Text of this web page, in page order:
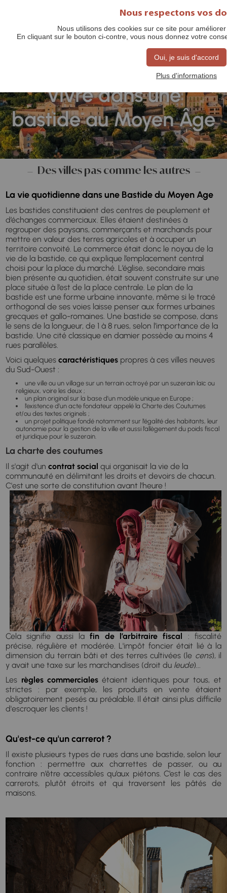
Vivre dans une
bastide au Moyen Âge
Des villes pas comme les autres
La vie quotidienne dans une Bastide du Moyen Age
Les bastides constituaient des centres de peuplement et
d’échanges commerciaux. Elles étaient destinées à
regrouper des paysans, commerçants et marchands pour
mettre en valeur des terres agricoles et à occuper un
territoire convoité. Le commerce était donc le noyau de la
vie de la bastide, ce qui explique l’emplacement central
choisi pour la place du marché. L’église, secondaire mais
bien présente au quotidien, était souvent construite sur une
place située à l’est de la place centrale. Le plan de la
bastide est une forme urbaine innovante, même si le tracé
orthogonal de ses voies laisse penser aux formes urbaines
grecques et gallo-romaines. Une bastide se compose, dans
le sens de la longueur, de 1 à 8 rues, selon l’importance de la
bastide. Une cité classique en damier possède au moins 4
rues parallèles.
Voici quelquescaractéristiques propres à ces villes neuves
du Sud-Ouest :
une ville ou un village sur un terrain octroyé par un suzerain laïc ou
religieux, voire les deux ;
un plan original sur la base d’un modèle unique en Europe ;
l’existence d’un acte fondateur appelé la Charte des Coutumes
et/ou des textes originels ;
un projet politique fondé notamment sur l’égalité des habitants, leur
autonomie pour la gestion de la ville et aussi l’allègement du poids fiscal
et juridique pour le suzerain.
La charte des coutumes
Il s'agit d'uncontrat social qui organisait la vie de la
communauté en délimitant les droits et devoirs de chacun.
C'est une sorte de constitution avant l'heure !
Cela signifie aussi lafin de l’arbitraire fiscal : fiscalité
précise, régulière et modérée. L'impôt foncier était lié à la
dimension du terrain bâti et des terres cultivées (le cens), il
y avait une taxe sur les marchandises (droit du leude)...
Les règles commercialesétaient identiques pour tous, et
strictes : par exemple, les produits en vente étaient
obligatoirement pesés au préalable. Il était ainsi plus difficile
d'escroquer les clients !
Qu'est-ce qu'un carrerot ?
Il existe plusieurs types de rues dans une bastide, selon leur
fonction : permettre aux charrettes de passer, ou au
contraire n’être accessibles qu’aux piétons. C’est le cas des
carrerots, plutôt étroits et qui traversent les pâtés de
maisons.
Nous respectons vos
Nous utilisons des cookies sur ce site pour
En cliquant sur le bouton ci-contre, vous nous donnez votre
Oui, je suis d'accord
Plus d'informations